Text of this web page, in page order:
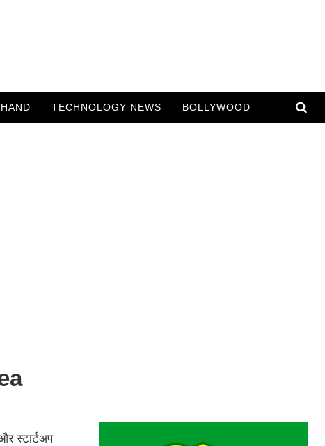
TECHNOLOGY NEWS BOLLYWOOD
स्टार्टअप